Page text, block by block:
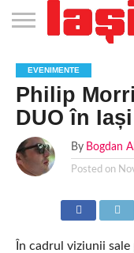
STIRI
APARTAMENTE
NOI IASI
STIRI
IASI
JOBS
IN
IASI
FILME
LA
CINEMA
CLUBURI /
DISCOTECI
BARURI /
CAFENELE
SALI DE
FORTA
SI
FITNESS
SALOANE DE
INFRUMUSETARE
AGENTII
DE
TURISM
IASI
RESTAURANTE
IN IASI
PIZZA
IN
IASI
PISCINA
IN IASI
FLORARII
RADIO
LIVE
IN
IASI
SPALATORII
AUTO
TRACTARI
AUTO
TAXI
IN
IASI
CINEMA
TEATRU
HOTELURI
/
PENSIUNI
TEREN
SPORTIV
TEREN
TENIS
IASI
FARMACII
NON
STOP
COFFEE-
TO-GO
FIRME DE
PUBLICITATE
RENT
A
CAR
EVENIMENTE
Philip
DUO în Iași
By Bogdan
Posted on
În cadrul viziunii